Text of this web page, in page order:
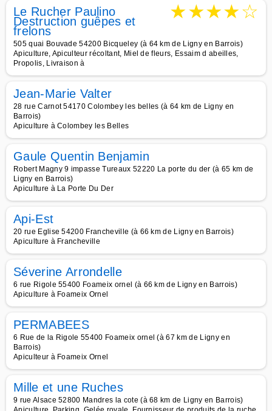
Le Rucher Paulino
Destruction guêpes et
frelons
★★★★☆
505 quai Bouvade 54200 Bicqueley (à 64 km de Ligny en Barrois)
Apiculture, Apiculteur récoltant, Miel de fleurs, Essaim d abeilles,
Propolis, Livraison à
Jean-Marie Valter
28 rue Carnot 54170 Colombey les belles (à 64 km de Ligny en
Barrois)
Apiculture à Colombey les Belles
Gaule Quentin Benjamin
Robert Magny 9 impasse Tureaux 52220 La porte du der (à 65 km de
Ligny en Barrois)
Apiculture à La Porte Du Der
Api-Est
20 rue Eglise 54200 Francheville (à 66 km de Ligny en Barrois)
Apiculture à Francheville
Séverine Arrondelle
6 rue Rigole 55400 Foameix ornel (à 66 km de Ligny en Barrois)
Apiculture à Foameix Ornel
PERMABEES
6 Rue de la Rigole 55400 Foameix ornel (à 67 km de Ligny en
Barrois)
Apiculteur à Foameix Ornel
Mille et une Ruches
9 rue Alsace 52800 Mandres la cote (à 68 km de Ligny en Barrois)